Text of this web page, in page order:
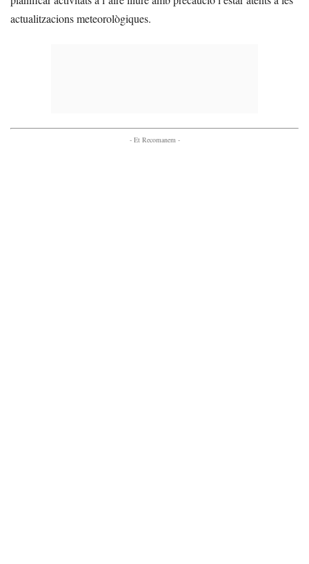
actualitzacions meteorològiques.
- Et Recomanem -